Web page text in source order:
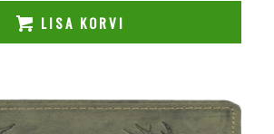
LISA KORVI